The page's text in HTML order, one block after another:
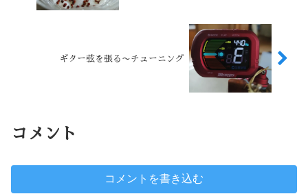
ギター弦を張る〜チューニング
コメント
コメントを書き込む